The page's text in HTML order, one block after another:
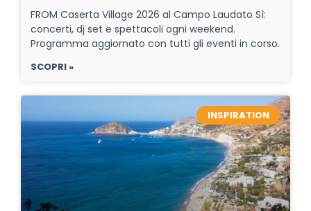
FROM Caserta Village 2026 al Campo Laudato Sì:
concerti, dj set e spettacoli ogni weekend.
Programma aggiornato con tutti gli eventi in corso.
SCOPRI »
INSPIRATION